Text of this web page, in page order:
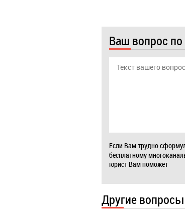
Ваш вопрос
Если Вам трудно
бесплатному
юрист Вам поможет
Другие